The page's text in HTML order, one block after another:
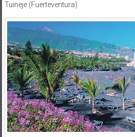
Tuineje (Fuerteventura).